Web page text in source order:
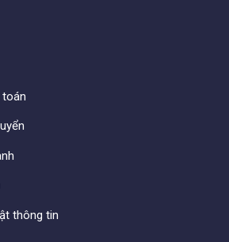
đứt kéo đứt vỏ cáp ≥ 1,2kgf/mm2
đối vỏ bọc ≥ 500%
(1÷4); ICEA S – 84 – 608 1998;
TCN 68-132: 1998 (Tiêu chuẩn
tin và Truyền thông ban hành).
chi tiết của sản phẩm Z43 50x2x0.5
thông tin